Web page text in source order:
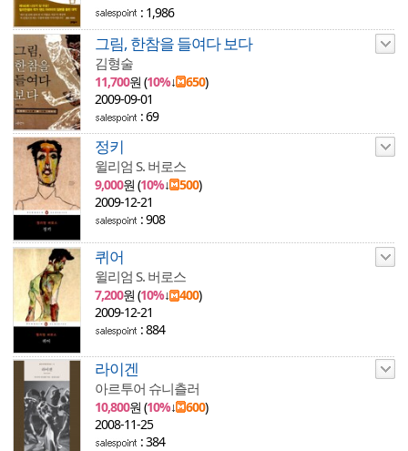
: 1,986
그림, 한참을 들여다 보다
김형술
11,700원 (10%↓ 650)
2009-09-01
: 69
정키
윌리엄 S. 버로스
9,000원 (10%↓ 500)
2009-12-21
: 908
퀴어
윌리엄 S. 버로스
7,200원 (10%↓ 400)
2009-12-21
: 884
라이겐
아르투어 슈니츨러
10,800원 (10%↓ 600)
2008-11-25
: 384